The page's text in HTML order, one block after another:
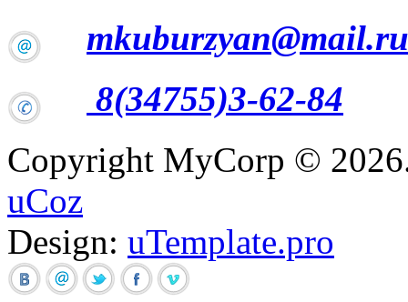
mkuburzyan@mail.ru
8(34755)3-62-84
Copyright MyCorp © 2026
uCoz
Design: uTemplate.pro